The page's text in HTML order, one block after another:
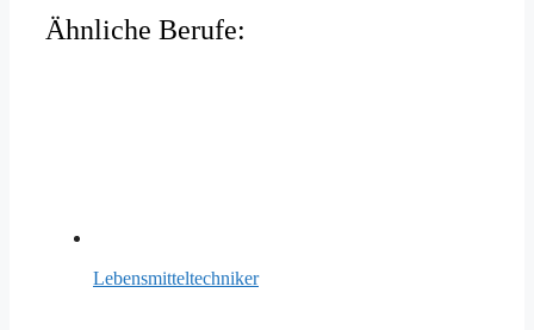
Ähnliche Berufe:
Lebensmitteltechniker